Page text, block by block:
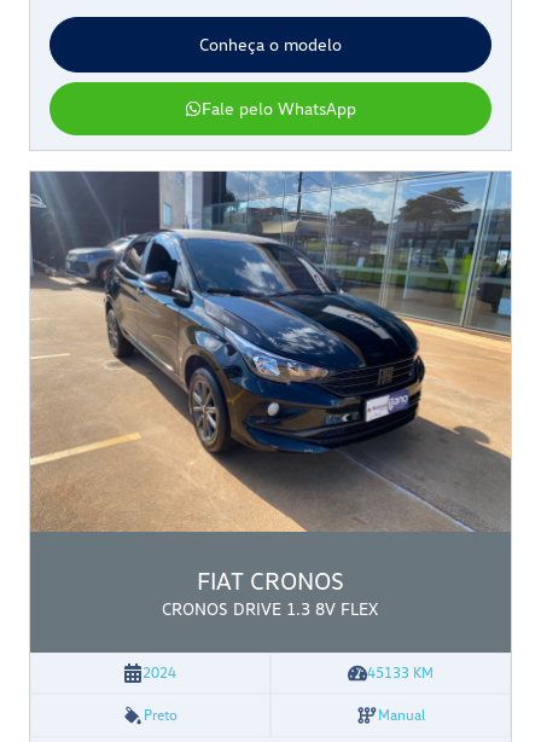
Conheça o modelo
Fale pelo WhatsApp
FIAT CRONOS
CRONOS DRIVE 1.3 8V FLEX
2024 45133 KM
Preto Manual